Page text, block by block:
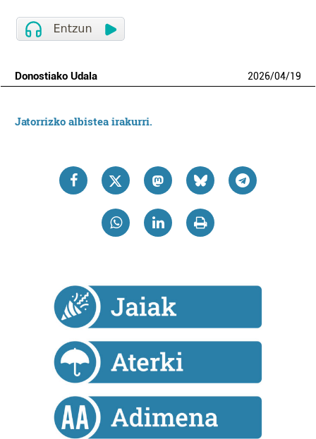
Donostiako Udala 2026/04/19
Jatorrizko albistea irakurri.